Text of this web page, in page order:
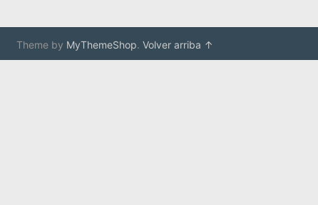
Theme by MyThemeShop. Volver arriba ↑